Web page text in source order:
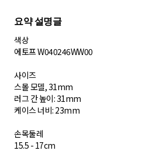
요약 설명글
색상
에토프 W040246WW00
사이즈
스몰 모델, 31mm
러그 간 높이: 31mm
케이스 너비: 23mm
손목둘레
15.5 - 17cm